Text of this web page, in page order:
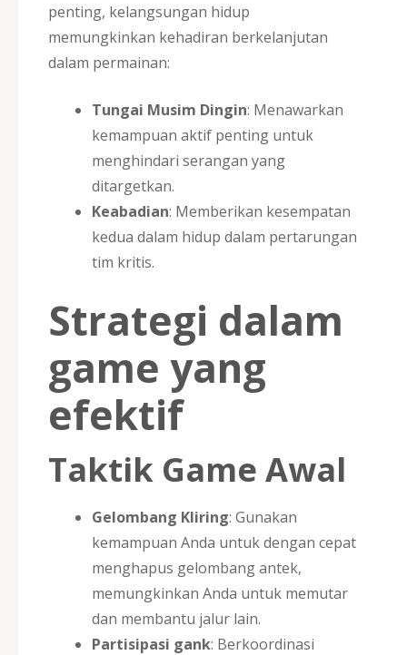
penting, kelangsungan hidup
memungkinkan kehadiran berkelanjutan
dalam permainan:
Tungai Musim Dingin: Menawarkan
kemampuan aktif penting untuk
menghindari serangan yang
ditargetkan.
Keabadian: Memberikan kesempatan
kedua dalam hidup dalam pertarungan
tim kritis.
Strategi dalam
game yang
efektif
Taktik Game Awal
Gelombang Kliring: Gunakan
kemampuan Anda untuk dengan cepat
menghapus gelombang antek,
memungkinkan Anda untuk memutar
dan membantu jalur lain.
Partisipasi gank: Berkoordinasi